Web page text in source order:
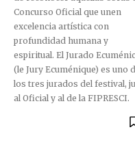
Concurso Oficial que unen
excelencia artística con
profundidad humana y
espiritual. El Jurado
(le Jury Ecuménique) es uno
los tres jurados del festival,
al Oficial y al de la FIPRESCI.